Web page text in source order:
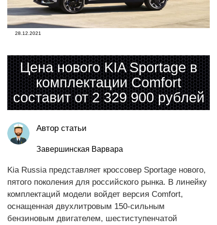
28.12.2021
Цена нового KIA Sportage в
комплектации Comfort
составит от 2 329 900 рублей
Автор статьи
Завершинская Варвара
Kia Russia представляет кроссовер Sportage нового,
пятого поколения для российского рынка. В линейку
комплектаций модели войдет версия Comfort,
оснащенная двухлитровым 150-сильным
бензиновым двигателем, шестиступенчатой